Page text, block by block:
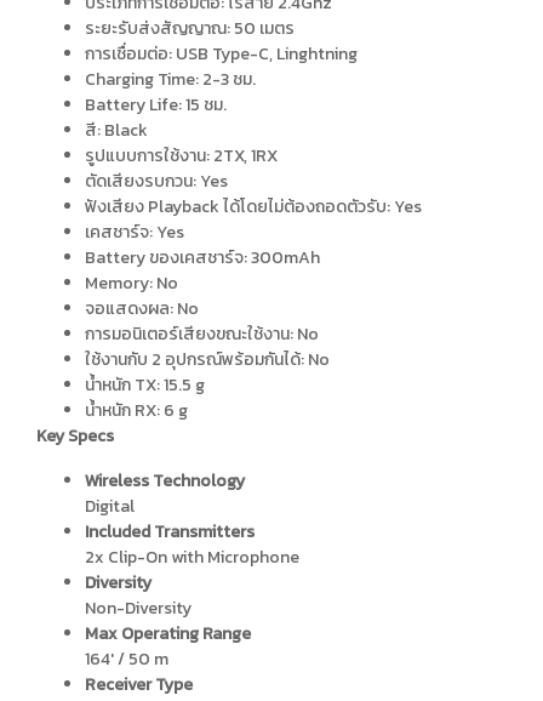
ระยะรับส่งสัญญาณ: 50 เมตร
การเชื่อมต่อ: USB Type-C, Linghtning
Charging Time: 2-3 ชม.
Battery Life: 15 ชม.
สี: Black
รูปแบบการใช้งาน: 2TX, 1RX
ตัดเสียงรบกวน: Yes
ฟังเสียง Playback ได้โดยไม่ต้องถอดตัวรับ: Yes
เคสชาร์จ: Yes
Battery ของเคสชาร์จ: 300mAh
Memory: No
จอแสดงผล: No
การมอนิเตอร์เสียงขณะใช้งาน: No
ใช้งานกับ 2 อุปกรณ์พร้อมกันได้: No
น้ำหนัก TX: 15.5 g
น้ำหนัก RX: 6 g
Key Specs
Wireless Technology
Digital
Included Transmitters
2x Clip-On with Microphone
Diversity
Non-Diversity
Max Operating Range
164′ / 50 m
Receiver Type